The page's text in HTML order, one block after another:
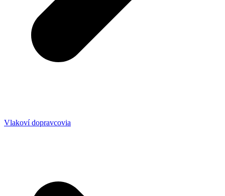
Vlakoví dopravcovia